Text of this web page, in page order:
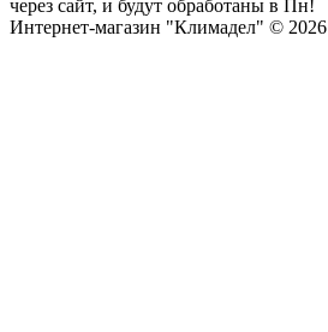
через сайт, и будут обработаны в Пн!
Интернет-магазин "Климадел" © 2026